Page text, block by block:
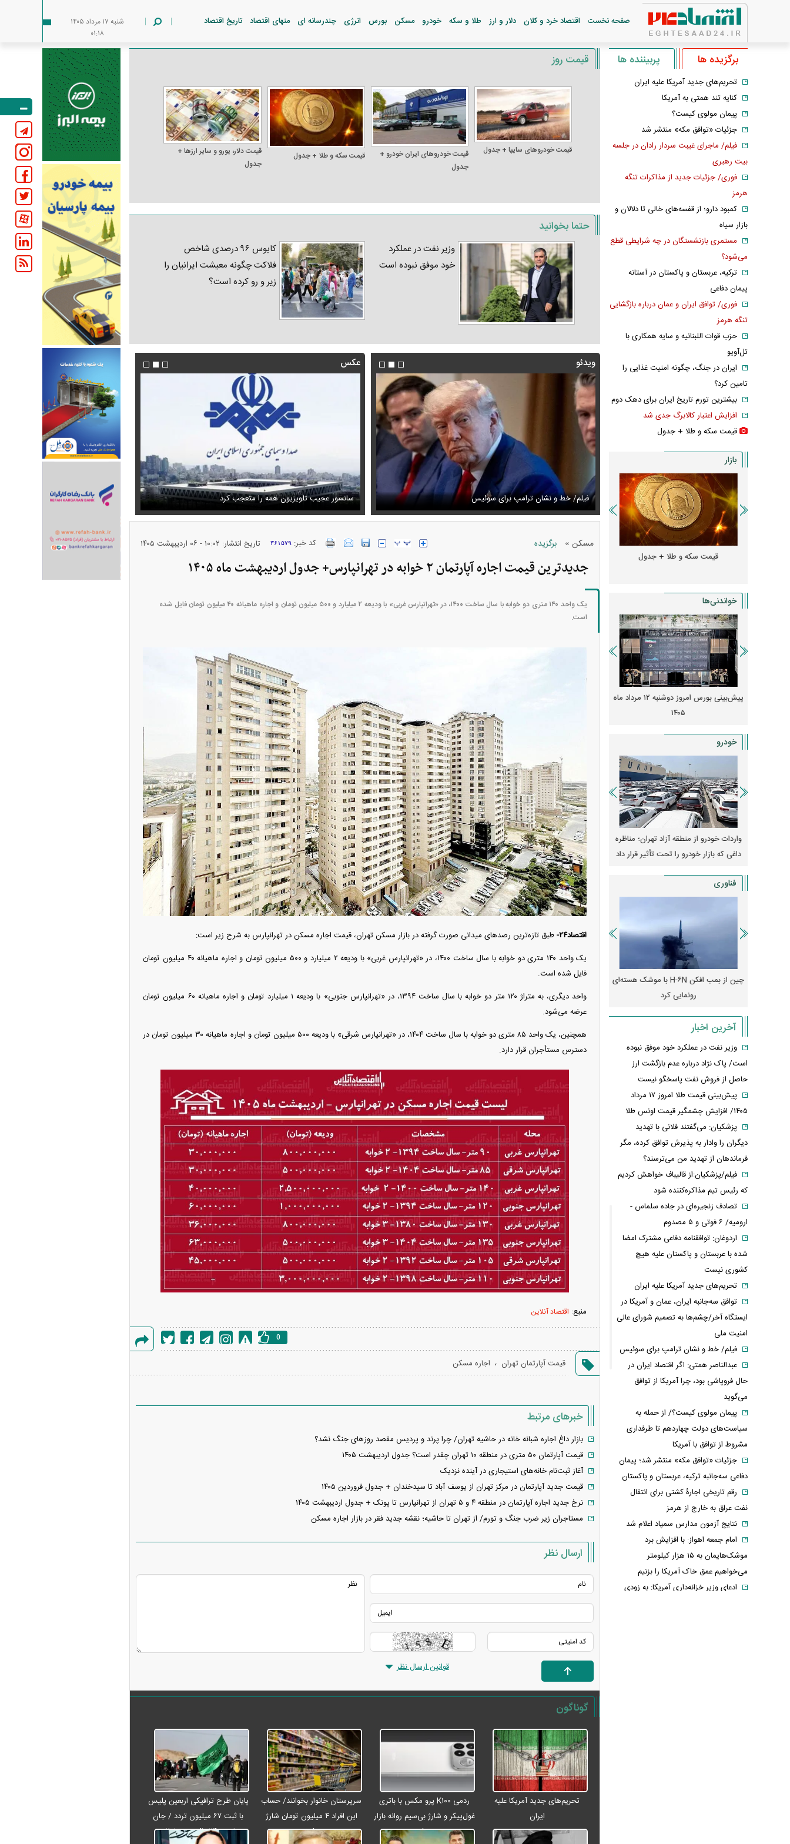
صفحه نخست اقتصاد خرد و کلان دلار و ارز طلا و سکه خودرو مسکن بورس انرژی چندرسانه ای منهای اقتصاد تاریخ اقتصاد
شنبه ۱۷ مرداد ۱۴۰۵
۰۱:۱۸
قیمت روز
قیمت خودرو‌های سایپا + جدول
قیمت خودرو‌های ایران خودرو +
جدول
قیمت سکه و طلا + جدول
قیمت دلار، یورو و سایر ارز‌ها +
جدول
حتما بخوانید
وزیر نفت در عملکرد
خود موفق نبوده است
کابوس ۹۶ درصدی شاخص
فلاکت چگونه معیشت ایرانیان را
زیر و رو کرده است؟
ویدئو
قالیباف خواهش کردیم که رئیس تیم مذاکره‌کننده
فیلم/ خط و نشان ترامپ برای سوئیس
فیلم/ توصیه رهبر شهید درباره احتمال اسارت مجتبی و مصطفی
خامنه ای
فیلم/پزشکیان:از قالیباف خواهش کردیم که رئیس
شود
عکس
جدید صابر ابر در فضای مجازی پربازدید شد عکس دیده‌نشده ظل‌السلطنه نوه ناصرالدین شاه در لباس دامادی سانسور عجیب تلویزیون همه را متعجب کرد استایل جدید صابر ابر در فضای مجازی
مسکن » برگزیده کد خبر:۳۶۱۵۷۹ تاریخ انتشار: ۱۰:۰۲ - ۰۶ ارديبهشت ۱۴۰۵
جدیدترین قیمت اجاره آپارتمان ۲ خوابه در تهرانپارس+ جدول اردیبهشت ماه ۱۴۰۵
یک واحد ۱۴۰ متری دو خوابه با سال ساخت ۱۴۰۰، در «تهرانپارس غربی» با ودیعه ۲ میلیارد و ۵۰۰ میلیون تومان و اجاره ماهیانه ۴۰ میلیون تومان فایل شده
است.
اقتصاد۲۴-
طبق تازه‌ترین رصد‌های میدانی صورت گرفته در بازار مسکن تهران، قیمت اجاره مسکن در تهرانپارس به شرح زیر است:
یک واحد ۱۴۰ متری دو خوابه با سال ساخت ۱۴۰۰، در «تهرانپارس غربی» با ودیعه ۲ میلیارد و ۵۰۰ میلیون تومان و اجاره ماهیانه ۴۰ میلیون تومان
فایل شده است.
واحد دیگری، به متراژ ۱۲۰ متر دو خوابه با سال ساخت ۱۳۹۴، در «تهرانپارس جنوبی» با ودیعه ۱ میلیارد تومان و اجاره ماهیانه ۶۰ میلیون تومان
عرضه می‌شود.
همچنین، یک واحد ۸۵ متری دو خوابه با سال ساخت ۱۴۰۴، در «تهرانپارس شرقی» با ودیعه ۵۰۰ میلیون تومان و اجاره ماهیانه ۳۰ میلیون تومان در
دسترس مستأجران قرار دارد.
منبع: اقتصاد آنلاین
گزارش
0
قیمت آپارتمان تهران ، اجاره مسکن
خبرهای مرتبط
بازار داغ اجاره شبانه خانه در حاشیه تهران/ چرا پرند و پردیس مقصد روز‌های جنگ نشد؟
قیمت آپارتمان ۵۰ متری در منطقه ۱۰ تهران چقدر است؟ جدول اردیبهشت ۱۴۰۵
آغاز ثبت‌نام خانه‌های استیجاری در آینده نزدیک
قیمت جدید آپارتمان در مرکز تهران از یوسف آباد تا سیدخندان + جدول فروردین ۱۴۰۵
نرخ جدید اجاره آپارتمان در منطقه ۴ و ۵ تهران از تهرانپارس تا پونک + جدول اردیبهشت ۱۴۰۵
مستاجران زیر ضرب جنگ و تورم/ از تهران تا حاشیه؛ نقشه جدید فقر در بازار اجاره مسکن
ارسال نظر
قوانین ارسال نظر
گوناگون
تحریم‌های جدید آمریکا علیه
ایران
ردمی K۱۰۰ پرو مکس با باتری
غول‌پیکر و شارژ بی‌سیم روانه بازار
می‌شود
سرپرستان خانوار بخوانند/ حساب
این افراد ۴ میلیون تومان شارژ
شد
پایان طرح ترافیکی اربعین پلیس
با ثبت ۶۷ میلیون تردد / جان
باختن ۲۴ زائر در تصادفات
برگزیده ها پربیننده ها
تحریم‌های جدید آمریکا علیه ایران
کنایه تند همتی به آمریکا
پیمان مولوی کیست؟
جزئیات «توافق مکه» منتشر شد
فیلم/ ماجرای غیبت سردار رادان در جلسه
بیت رهبری
فوری/ جزئیات جدید از مذاکرات تنگه
هرمز
کمبود دارو؛ از قفسه‌های خالی تا دلالان و
بازار سیاه
مستمری بازنشستگان در چه شرایطی قطع
می‌شود؟
ترکیه، عربستان و پاکستان در آستانه
پیمان دفاعی
فوری/ توافق ایران و عمان درباره بازگشایی
تنگه هرمز
حزب قوات اللبنانیه و سایه همکاری با
تل‌آویو
ایران در جنگ، چگونه امنیت غذایی را
تامین کرد؟
بیشترین تورم تاریخ ایران برای دهک دوم
افزایش اعتبار کالابرگ جدی شد
قیمت سکه و طلا + جدول
بازار
قیمت سکه و طلا + جدول
خواندنی‌ها
پیش‌بینی بورس امروز دوشنبه ۱۲ مرداد ماه
۱۴۰۵
کارنامه مردود محسن پاک‌ نژاد؛ از افت شدید
درآمد ارزی تا بازی با عزل و نصب‌ها
پیش‌بینی بورس امروز دوشنبه ۱۲ مرداد ماه
۱۴۰۵
خودرو
واردات خودرو از منطقه آزاد تهران؛ مناظره
داغی که بازار خودرو را تحت تأثیر قرار داد
قیمت خودرو وارد فاز جدید شد/ اولین
واکنش بازار به تحولات سیاسی + جدول
هجوم خودروسازان چینی به اروپا؛ آیا
کارخانه‌های بحران‌زده نجات پیدا می‌کنند؟
واردات خودرو از منطقه آزاد تهران؛ مناظره
داغی که بازار خودرو را تحت تأثیر قرار داد
فناوری
چین از بمب افکن H-۶N با موشک هسته‌ای
رونمایی کرد
پهپاد رهگیر یا موشک پدافند؛ قدرت تهدید
کدامیک بیشتر است؟
میلی‌آمپرساعتی
رونمایی کرد
آخرین اخبار
وزیر نفت در عملکرد خود موفق نبوده
است/ پاک نژاد درباره عدم بازگشت ارز
حاصل از فروش نفت پاسخگو نیست
پیش‌بینی قیمت طلا امروز ۱۷ مرداد
۱۴۰۵/ افزایش چشمگیر قیمت اونس طلا
پزشکیان: می‌گفتند فلانی با تهدید
دیگران را وادار به پذیرش توافق کرده، مگر
فرماندهان از تهدید من می‌ترسند؟
فیلم/پزشکیان:از قالیباف خواهش کردیم
که رئیس تیم مذاکره‌کننده شود
تصادف زنجیره‌ای در جاده سلماس -
ارومیه/ ۶ فوتی و ۵ مصدوم
اردوغان: توافقنامه دفاعی مشترک امضا
شده با عربستان و پاکستان علیه هیچ
کشوری نیست
تحریم‌های جدید آمریکا علیه ایران
توافق سه‌جانبه ایران، عمان و آمریکا در
ایستگاه آخر/چشم‌ها به تصمیم شورای عالی
امنیت ملی
فیلم/ خط و نشان ترامپ برای سوئیس
عبدالناصر همتی: اگر اقتصاد ایران در
حال فروپاشی بود، چرا آمریکا از توافق
می‌گوید
پیمان مولوی کیست؟/ از حمله به
سیاست‌های دولت چهاردهم تا طرفداری
مشروط از توافق با آمریکا
جزئیات «توافق مکه» منتشر شد؛ پیمان
دفاعی سه‌جانبه ترکیه، عربستان و پاکستان
رقم تاریخی اجارۀ کشتی برای انتقال
نفت عراق به خارج از هرمز
نتایج آزمون مدارس سمپاد اعلام شد
امام‌ جمعه اهواز: با افزایش برد
موشک‌هایمان به ۱۵ هزار کیلومتر
می‌خواهیم عمق خاک آمریکا را بزنیم
ادعای وزیر خزانه‌داری آمریکا: به زودی